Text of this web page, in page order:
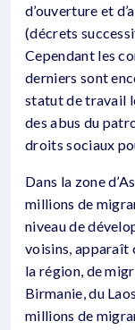
d’ouverture et
(décrets
Cependant les
derniers sont
statut de travail
des abus du
droits sociaux
Dans la zone
millions de
niveau de
voisins, apparaît
la région, de
Birmanie, du
millions de